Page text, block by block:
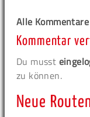
Alle
Kommentar
Du musst
zu können.
Neue